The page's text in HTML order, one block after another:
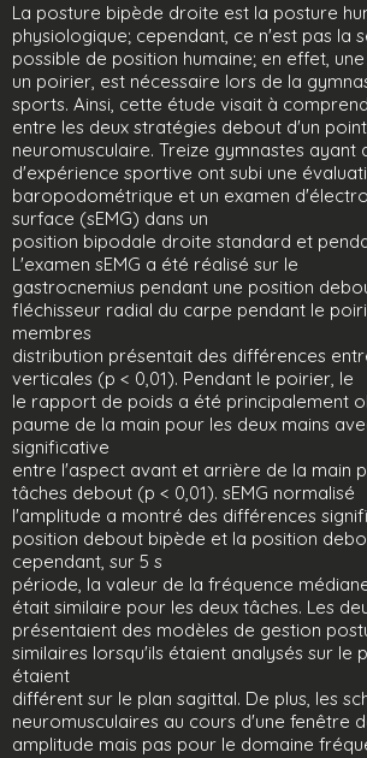
La posture bipède droite est la posture
physiologique; cependant, ce n'est pas la
possible de position humaine; en effet,
un poirier, est nécessaire lors de la
sports. Ainsi, cette étude visait à
entre les deux stratégies debout d'un
neuromusculaire. Treize gymnastes ayant
d'expérience sportive ont subi une
baropodométrique et un examen
surface (sEMG) dans un
position bipodale droite standard et
L'examen sEMG a été réalisé sur le
gastrocnemius pendant une position
fléchisseur radial du carpe pendant le
membres
distribution présentait des différences
verticales (p < 0,01). Pendant le poirier, le
le rapport de poids a été principalement
paume de la main pour les deux mains
significative
entre l'aspect avant et arrière de la main
tâches debout (p < 0,01). sEMG normalisé
l'amplitude a montré des différences
position debout bipède et la position
cependant, sur 5 s
période, la valeur de la fréquence
était similaire pour les deux tâches. Les
présentaient des modèles de gestion
similaires lorsqu'ils étaient analysés sur le
étaient
différent sur le plan sagittal. De plus, les
neuromusculaires au cours d'une fenêtre
amplitude mais pas pour le domaine